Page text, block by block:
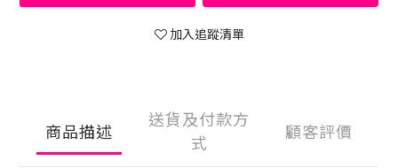
加入追蹤清單
商品描述
送貨及付款方
式
顧客評價